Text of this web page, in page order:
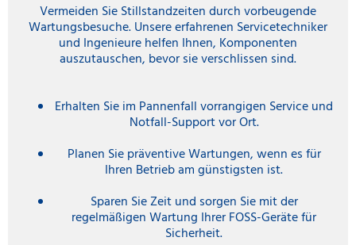
Vermeiden Sie Stillstandzeiten durch vorbeugende
Wartungsbesuche. Unsere erfahrenen Servicetechniker
und Ingenieure helfen Ihnen, Komponenten
auszutauschen, bevor sie verschlissen sind.
Erhalten Sie im Pannenfall vorrangigen Service und
Notfall-Support vor Ort.
Planen Sie präventive Wartungen, wenn es für
Ihren Betrieb am günstigsten ist.
Sparen Sie Zeit und sorgen Sie mit der
regelmäßigen Wartung Ihrer FOSS-Geräte für
Sicherheit.